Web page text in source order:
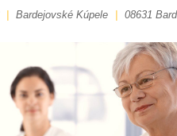
Bardejovské Kúpele 08631